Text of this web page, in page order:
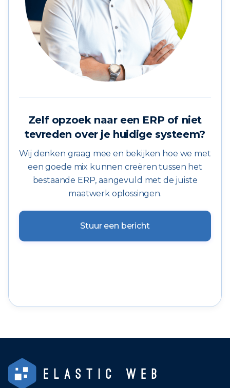
Zelf opzoek naar een ERP of niet
tevreden over je huidige systeem?
Wij denken graag mee en bekijken hoe we met
een goede mix kunnen creëren tussen het
bestaande ERP, aangevuld met de juiste
maatwerk oplossingen.
Stuur een bericht